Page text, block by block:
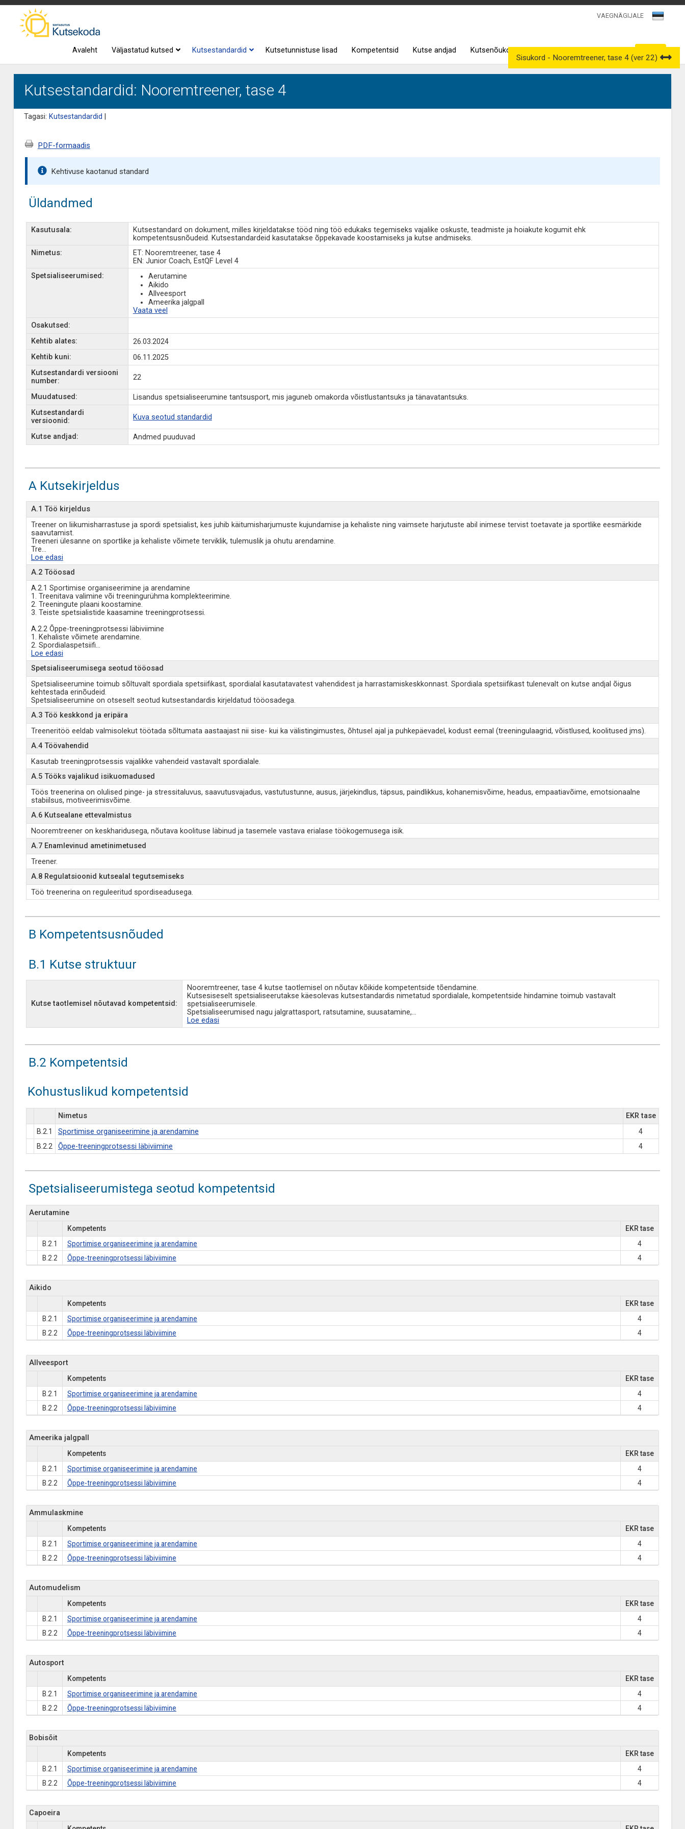
VAEGNÄGIJALE
Avaleht Väljastatud kutsed Kutsestandardid Kutsetunnistuse lisad Kompetentsid Kutse andjad Kutsenõukogud
Kutsestandardid: Nooremtreener, tase 4
Tagasi: Kutsestandardid
Sisukord - Nooremtreener, tase 4 (ver 22)
PDF-formaadis
Kehtivuse kaotanud standard
Üldandmed
Kasutusala:
Kutsestandard on dokument, milles kirjeldatakse tööd ning töö edukaks tegemiseks vajalike oskuste, teadmiste ja hoiakute kogumit ehk
kompetentsusnõudeid. Kutsestandardeid kasutatakse õppekavade koostamiseks ja kutse andmiseks.
Nimetus:
ET: Nooremtreener, tase 4
EN: Junior Coach, EstQF Level 4
Spetsialiseerumised:
Aerutamine
Aikido
Allveesport
Ameerika jalgpall
Vaata veel
Osakutsed:
Kehtib alates:
26.03.2024
Kehtib kuni:
06.11.2025
Kutsestandardi versiooni
number:
22
Muudatused:
Lisandus spetsialiseerumine tantsusport, mis jaguneb omakorda võistlustantsuks ja tänavatantsuks.
Kutsestandardi
versioonid:
Kuva seotud standardid
Kutse andjad: Andmed puuduvad
A Kutsekirjeldus
A.1 Töö kirjeldus
Treener on liikumisharrastuse ja spordi spetsialist, kes juhib käitumisharjumuste kujundamise ja kehaliste ning vaimsete harjutuste abil inimese tervist toetavate ja sportlike eesmärkide
saavutamist.
Treeneri ülesanne on sportlike ja kehaliste võimete terviklik, tulemuslik ja ohutu arendamine.
Tre...
Loe edasi
A.2 Tööosad
A.2.1 Sportimise organiseerimine ja arendamine
1. Treenitava valimine või treeningurühma komplekteerimine.
2. Treeningute plaani koostamine.
3. Teiste spetsialistide kaasamine treeningprotsessi.
A.2.2 Õppe-treeningprotsessi läbiviimine
1. Kehaliste võimete arendamine.
2. Spordialaspetsiifi...
Loe edasi
Spetsialiseerumisega seotud tööosad
Spetsialiseerumine toimub sõltuvalt spordiala spetsiifikast, spordialal kasutatavatest vahendidest ja harrastamiskeskkonnast. Spordiala spetsiifikast tulenevalt on kutse andjal õigus
kehtestada erinõudeid.
Spetsialiseerumine on otseselt seotud kutsestandardis kirjeldatud tööosadega.
A.3 Töö keskkond ja eripära
Treeneritöö eeldab valmisolekut töötada sõltumata aastaajast nii sise- kui ka välistingimustes, õhtusel ajal ja puhkepäevadel, kodust eemal (treeningulaagrid, võistlused, koolitused jms).
A.4 Töövahendid
Kasutab treeningprotsessis vajalikke vahendeid vastavalt spordialale.
A.5 Tööks vajalikud isikuomadused
Töös treenerina on olulised pinge- ja stressitaluvus, saavutusvajadus, vastutustunne, ausus, järjekindlus, täpsus, paindlikkus, kohanemisvõime, headus, empaatiavõime, emotsionaalne
stabiilsus, motiveerimisvõime.
A.6 Kutsealane ettevalmistus
Nooremtreener on keskharidusega, nõutava koolituse läbinud ja tasemele vastava erialase töökogemusega isik.
A.7 Enamlevinud ametinimetused
Treener.
A.8 Regulatsioonid kutsealal tegutsemiseks
Töö treenerina on reguleeritud spordiseadusega.
B Kompetentsusnõuded
B.1 Kutse struktuur
Kutse taotlemisel nõutavad kompetentsid:
Nooremtreener, tase 4 kutse taotlemisel on nõutav kõikide kompetentside tõendamine.
Kutsesiseselt spetsialiseerutakse käesolevas kutsestandardis nimetatud spordialale, kompetentside hindamine toimub vastavalt
spetsialiseerumisele.
Spetsialiseerumised nagu jalgrattasport, ratsutamine, suusatamine,...
Loe edasi
B.2 Kompetentsid
Kohustuslikud kompetentsid
Nimetus
EKR tase
B.2.1
Sportimise organiseerimine ja arendamine
4
B.2.2
Õppe-treeningprotsessi läbiviimine 4
Spetsialiseerumistega seotud kompetentsid
Aerutamine
Kompetents
EKR tase
B.2.1
Sportimise organiseerimine ja arendamine
4
B.2.2
Õppe-treeningprotsessi läbiviimine 4
Aikido
Kompetents
EKR tase
B.2.1
Sportimise organiseerimine ja arendamine
4
B.2.2
Õppe-treeningprotsessi läbiviimine 4
Allveesport
Kompetents
EKR tase
B.2.1
Sportimise organiseerimine ja arendamine
4
B.2.2
Õppe-treeningprotsessi läbiviimine 4
Ameerika jalgpall
Kompetents
EKR tase
B.2.1
Sportimise organiseerimine ja arendamine
4
B.2.2
Õppe-treeningprotsessi läbiviimine 4
Ammulaskmine
Kompetents
EKR tase
B.2.1
Sportimise organiseerimine ja arendamine
4
B.2.2
Õppe-treeningprotsessi läbiviimine 4
Automudelism
Kompetents
EKR tase
B.2.1
Sportimise organiseerimine ja arendamine
4
B.2.2
Õppe-treeningprotsessi läbiviimine 4
Autosport
Kompetents
EKR tase
B.2.1
Sportimise organiseerimine ja arendamine
4
B.2.2
Õppe-treeningprotsessi läbiviimine 4
Bobisõit
Kompetents
EKR tase
B.2.1
Sportimise organiseerimine ja arendamine
4
B.2.2
Õppe-treeningprotsessi läbiviimine 4
Capoeira